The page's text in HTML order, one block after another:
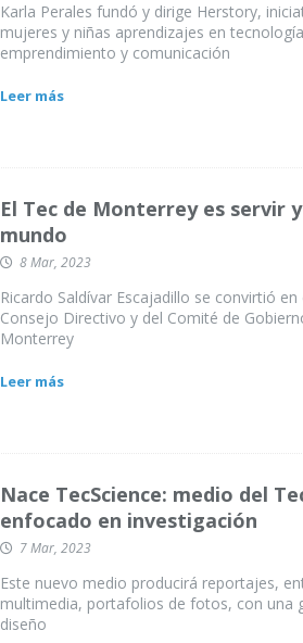
Karla Perales fundó y dirige Herstory,
mujeres y niñas aprendizajes en
emprendimiento y comunicación
Leer más
El Tec de Monterrey es servir
mundo
8 Mar, 2023
Ricardo Saldívar Escajadillo se convirtió
Consejo Directivo y del Comité de
Monterrey
Leer más
Nace TecScience: medio del
enfocado en investigación
7 Mar, 2023
Este nuevo medio producirá reportajes,
multimedia, portafolios de fotos, con una
diseño